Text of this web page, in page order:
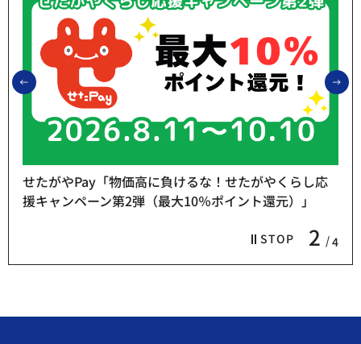
前のスライドを表示
STOP 2 4
せたがやPay「物価高に負けるな！せたがやくらし応
援キャンペーン第2弾（最大10％ポイント還元）」